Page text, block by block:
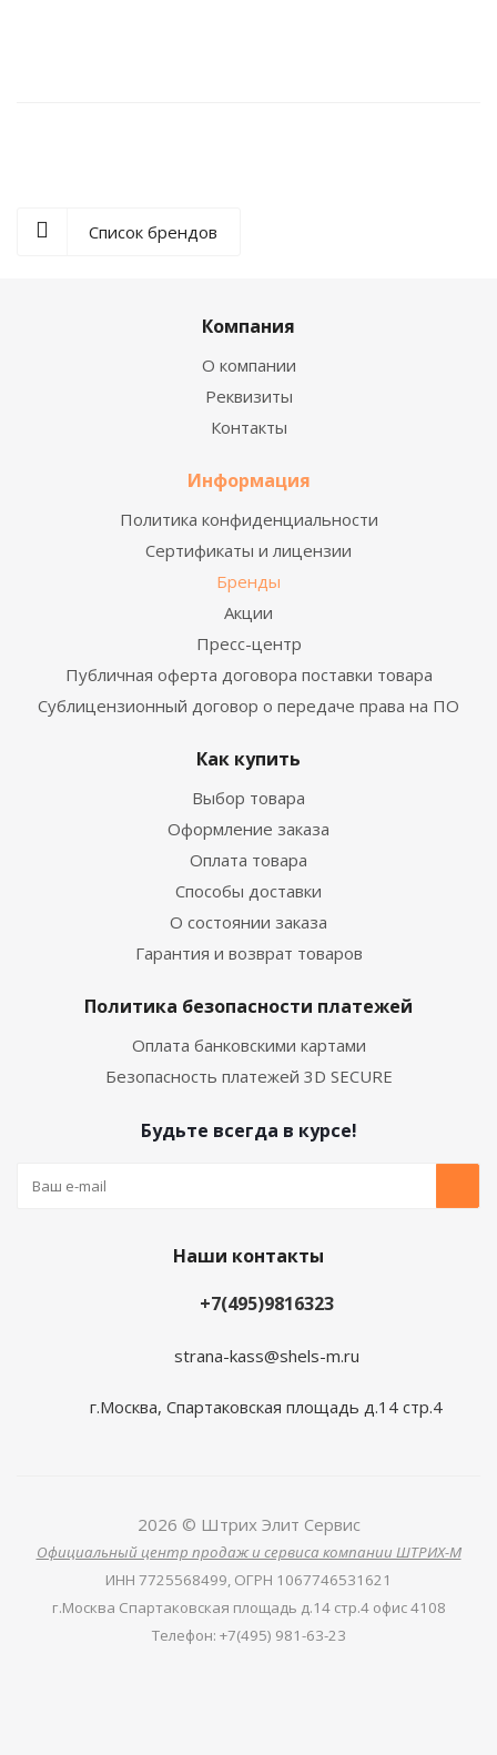
Список брендов
Компания
О компании
Реквизиты
Контакты
Информация
Политика конфиденциальности
Сертификаты и лицензии
Бренды
Акции
Пресс-центр
Публичная оферта договора поставки товара
Сублицензионный договор о передаче права на ПО
Как купить
Выбор товара
Оформление заказа
Оплата товара
Способы доставки
О состоянии заказа
Гарантия и возврат товаров
Политика безопасности платежей
Оплата банковскими картами
Безопасность платежей 3D SECURE
Будьте всегда в курсе!
Наши контакты
+7(495)9816323
strana-kass@shels-m.ru
г.Москва, Спартаковская площадь д.14 стр.4
2026 © Штрих Элит Сервис
Официальный центр продаж и сервиса компании ШТРИХ-М
ИНН 7725568499, ОГРН 1067746531621
г.Москва Спартаковская площадь д.14 стр.4 офис 4108
Телефон: +7(495) 981-63-23